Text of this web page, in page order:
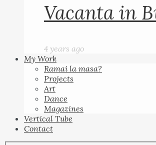
Vacanta in
4 years ago
My Work
Ramai la masa?
Projects
Art
Dance
Magazines
Vertical Tube
Contact